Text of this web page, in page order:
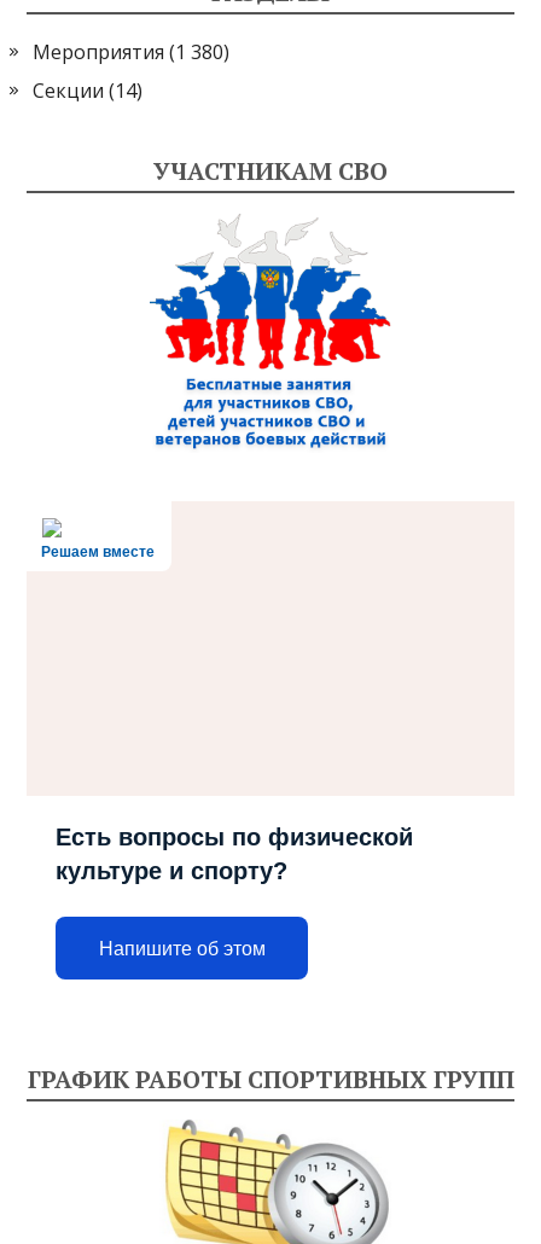
Мероприятия (1 380)
Секции (14)
УЧАСТНИКАМ СВО
Решаем вместе
Есть вопросы по физической
культуре и спорту?
Напишите об этом
ГРАФИК РАБОТЫ СПОРТИВНЫХ ГРУПП